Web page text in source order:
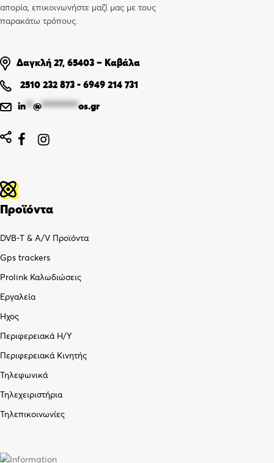
απορία, επικοινωνήστε μαζί μας με τους
παρακάτω τρόπους.
Δαγκλή 27, 65403 – Καβάλα
2510 232 873 - 6949 214 731
in**@**********os.gr
 
Προϊόντα
DVB-T & A/V Προϊόντα
Gps trackers
Prolink Καλωδιώσεις
Εργαλεία
Ήχος
Περιφερειακά Η/Υ
Περιφερειακά Κινητής
Τηλεφωνικά
Τηλεχειριστήρια
Τηλεπικοινωνίες